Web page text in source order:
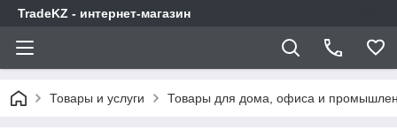
TradeKZ - интернет-магазин
Товары и услуги Товары для дома, офиса и